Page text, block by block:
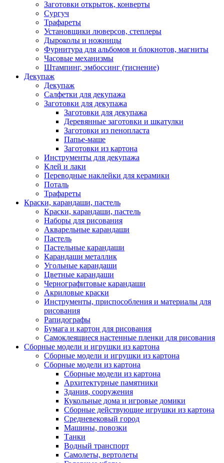
Заготовки открыток, конверты
Сургуч
Трафареты
Установщики люверсов, степлеры
Дыроколы и ножницы
Фурнитура для альбомов и блокнотов, магниты
Часовые механизмы
Штампинг, эмбоссинг (тиснение)
Декупаж
Декупаж
Салфетки для декупажа
Заготовки для декупажа
Заготовки для декупажа
Деревянные заготовки и шкатулки
Заготовки из пенопласта
Папье-маше
Заготовки из картона
Инструменты для декупажа
Клей и лаки
Переводные наклейки для керамики
Поталь
Трафареты
Краски, карандаши, пастель
Краски, карандаши, пастель
Наборы для рисования
Акварельные карандаши
Пастель
Пастельные карандаши
Карандаши металлик
Угольные карандаши
Цветные карандаши
Чернографитовые карандаши
Акриловые краски
Инструменты, приспособления и материалы для
рисования
Рапидографы
Бумага и картон для рисования
Самоклеящиеся настенные пленки для рисования
Сборные модели и игрушки из картона
Сборные модели и игрушки из картона
Сборные модели из картона
Сборные модели из картона
Архитектурные памятники
Здания, сооружения
Кукольные дома и игровые домики
Сборные действующие игрушки из картона
Средневековый город
Машины, повозки
Танки
Водный транспорт
Самолеты, вертолеты